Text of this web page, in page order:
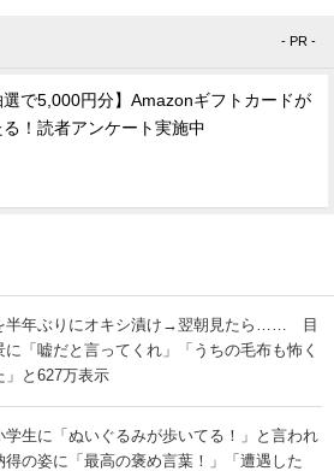
- PR -
選で5,000円分】Amazonギフトカードが
る！読者アンケート実施中
半年ぶりにオキシ漬け→翌朝見たら…… 目
に「嘘だと言ってくれ」「うちの毛布も怖く
」と627万表示
学生に「ぬいぐるみが歩いてる！」と言われ
の姿に「最高の褒め言葉！」「遭遇した